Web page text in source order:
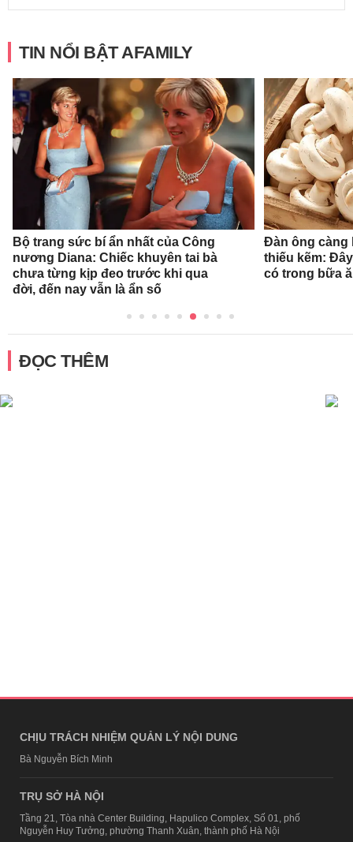
TIN NỔI BẬT AFAMILY
Bộ trang sức bí ẩn nhất của Công
nương Diana: Chiếc khuyên tai bà
chưa từng kịp đeo trước khi qua
đời, đến nay vẫn là ẩn số
Đàn ông càng
thiếu kẽm:
có trong bữa
ĐỌC THÊM
CHỊU TRÁCH NHIỆM QUẢN LÝ NỘI DUNG
Bà Nguyễn Bích Minh
TRỤ SỞ HÀ NỘI
Tầng 21, Tòa nhà Center Building, Hapulico Complex, Số 01, phố
Nguyễn Huy Tưởng, phường Thanh Xuân, thành phố Hà Nội